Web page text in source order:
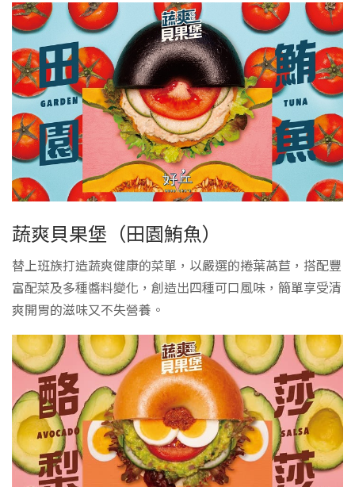
蔬爽貝果堡（田園鮪魚）
替上班族打造蔬爽健康的菜單，以嚴選的捲葉萵苣，搭配豐
富配菜及多種醬料變化，創造出四種可口風味，簡單享受清
爽開胃的滋味又不失營養。